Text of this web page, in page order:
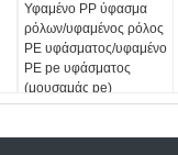
Υφαμένο PP ύφασμα
ρόλων/υφαμένος ρόλος
PE υφάσματος/υφαμένο
PE pe υφάσματος
(μουσαμάς pe)